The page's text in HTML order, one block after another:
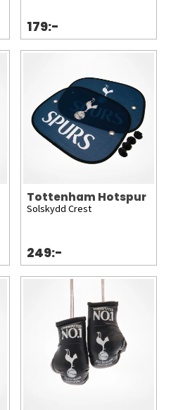
179:-
Tottenham Hotspur
Solskydd Crest
249:-